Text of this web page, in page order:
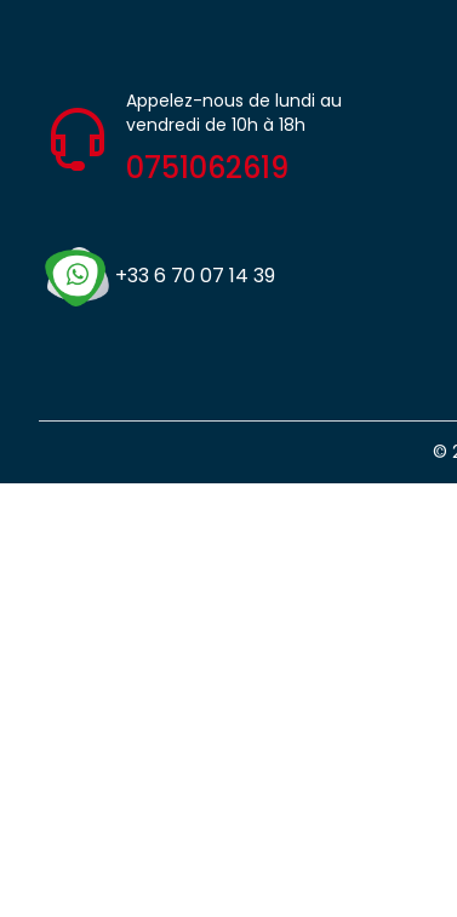
Appelez-nous de lundi au
vendredi de 10h à 18h
0751062619
+33 6 70 07 14 39
©